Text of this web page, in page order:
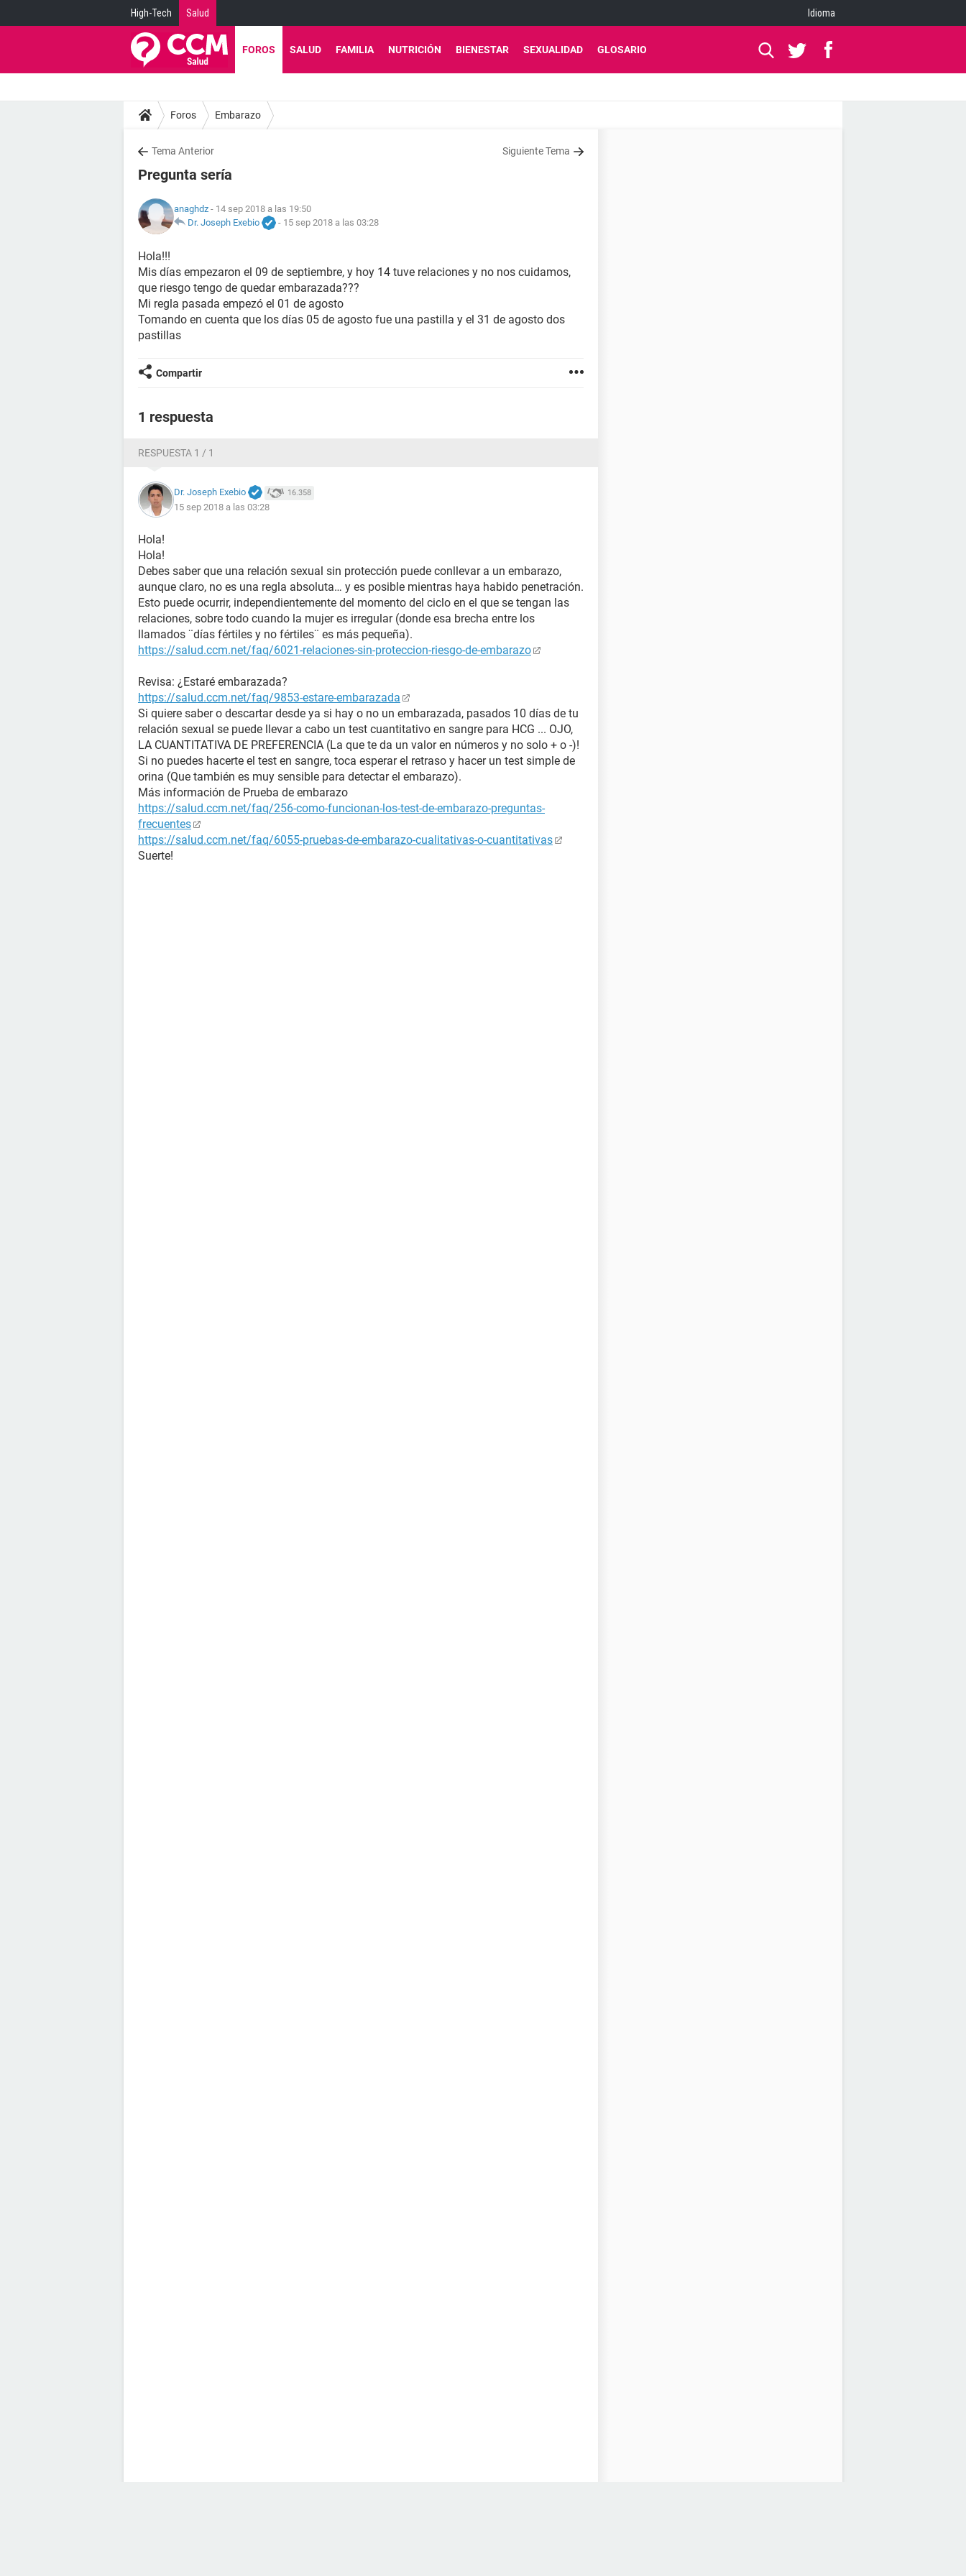
High-Tech Salud Idioma
FOROS SALUD FAMILIA NUTRICIÓN BIENESTAR SEXUALIDAD GLOSARIO
Foros Embarazo
Tema Anterior Siguiente Tema
Pregunta sería
anaghdz - 14 sep 2018 a las 19:50
Dr. Joseph Exebio
- 15 sep 2018 a las 03:28
Hola!!!
Mis días empezaron el 09 de septiembre, y hoy 14 tuve relaciones y no nos cuidamos,
que riesgo tengo de quedar embarazada???
Mi regla pasada empezó el 01 de agosto
Tomando en cuenta que los días 05 de agosto fue una pastilla y el 31 de agosto dos
pastillas
Compartir
1 respuesta
RESPUESTA 1 / 1
Dr. Joseph Exebio 16.358
15 sep 2018 a las 03:28
Hola!
Hola!
Debes saber que una relación sexual sin protección puede conllevar a un embarazo,
aunque claro, no es una regla absoluta… y es posible mientras haya habido penetración.
Esto puede ocurrir, independientemente del momento del ciclo en el que se tengan las
relaciones, sobre todo cuando la mujer es irregular (donde esa brecha entre los
llamados ¨días fértiles y no fértiles¨ es más pequeña).
https://salud.ccm.net/faq/6021-relaciones-sin-proteccion-riesgo-de-embarazo
Revisa: ¿Estaré embarazada?
https://salud.ccm.net/faq/9853-estare-embarazada
Si quiere saber o descartar desde ya si hay o no un embarazada, pasados 10 días de tu
relación sexual se puede llevar a cabo un test cuantitativo en sangre para HCG ... OJO,
LA CUANTITATIVA DE PREFERENCIA (La que te da un valor en números y no solo + o -)!
Si no puedes hacerte el test en sangre, toca esperar el retraso y hacer un test simple de
orina (Que también es muy sensible para detectar el embarazo).
Más información de Prueba de embarazo
https://salud.ccm.net/faq/256-como-funcionan-los-test-de-embarazo-preguntas-
frecuentes
https://salud.ccm.net/faq/6055-pruebas-de-embarazo-cualitativas-o-cuantitativas
Suerte!